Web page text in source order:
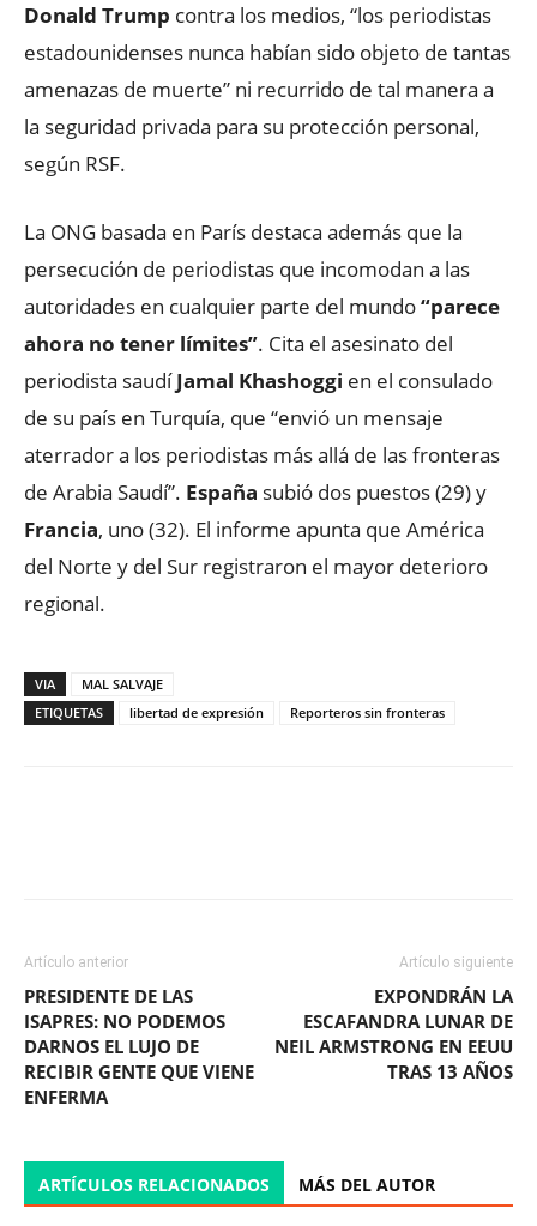
Donald Trump contra los medios, “los periodistas
estadounidenses nunca habían sido objeto de tantas
amenazas de muerte” ni recurrido de tal manera a
la seguridad privada para su protección personal,
según RSF.
La ONG basada en París destaca además que la
persecución de periodistas que incomodan a las
autoridades en cualquier parte del mundo“parece
ahora no tener límites”. Cita el asesinato del
periodista saudíJamal Khashoggi en el consulado
de su país en Turquía, que “envió un mensaje
aterrador a los periodistas más allá de las fronteras
de Arabia Saudí”. España subió dos puestos (29) y
Francia, uno (32). El informe apunta que América
del Norte y del Sur registraron el mayor deterioro
regional.
VIA
MAL SALVAJE
ETIQUETAS
libertad de expresión Reporteros sin fronteras
Artículo anterior
PRESIDENTE DE LAS
ISAPRES: NO PODEMOS
DARNOS EL LUJO DE
RECIBIR GENTE QUE VIENE
ENFERMA
Artículo siguiente
EXPONDRÁN LA
ESCAFANDRA LUNAR DE
NEIL ARMSTRONG EN EEUU
TRAS 13 AÑOS
ARTÍCULOS RELACIONADOS MÁS DEL AUTOR